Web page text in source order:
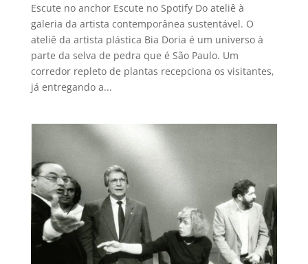
Escute no anchor Escute no Spotify Do ateliê à
galeria da artista contemporânea sustentável. O
ateliê da artista plástica Bia Doria é um universo à
parte da selva de pedra que é São Paulo. Um
corredor repleto de plantas recepciona os visitantes,
já entregando a...